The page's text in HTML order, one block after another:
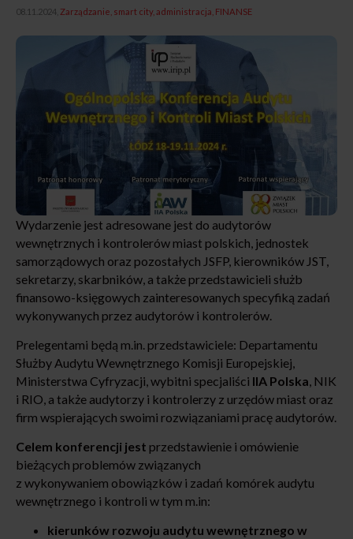
08.11.2024, Zarządzanie, smart city, administracja FINANSE
Wydarzenie jest adresowane jest do audytorów
wewnętrznych i kontrolerów miast polskich, jednostek
samorządowych oraz pozostałych JSFP, kierowników JST,
sekretarzy, skarbników, a także przedstawicieli służb
finansowo-księgowych zainteresowanych specyfiką zadań
wykonywanych przez audytorów i kontrolerów.
Prelegentami będą m.in. przedstawiciele: Departamentu
Służby Audytu Wewnętrznego Komisji Europejskiej,
Ministerstwa Cyfryzacji, wybitni specjaliści IIA Polska, NIK
i RIO, a także audytorzy i kontrolerzy z urzędów miast oraz
firm wspierających swoimi rozwiązaniami pracę audytorów.
Celem konferencji jest przedstawienie i omówienie
bieżących problemów związanych
z wykonywaniem obowiązków i zadań komórek audytu
wewnętrznego i kontroli w tym m.in:
kierunków rozwoju audytu wewnętrznego w